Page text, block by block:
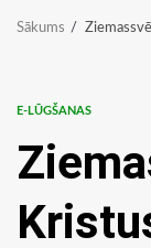
Sākums
E-LŪGŠANAS